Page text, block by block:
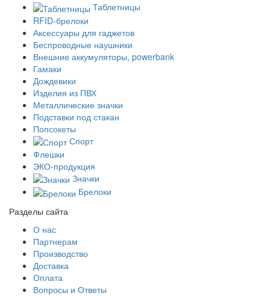
Таблетницы
RFID-брелоки
Аксессуары для гаджетов
Беспроводные наушники
Внешние аккумуляторы, powerbank
Гамаки
Дождевики
Изделия из ПВХ
Металлические значки
Подставки под стакан
Попсокеты
Спорт
Флешки
ЭКО-продукция
Значки
Брелоки
Разделы сайта
О нас
Партнерам
Производство
Доставка
Оплата
Вопросы и Ответы